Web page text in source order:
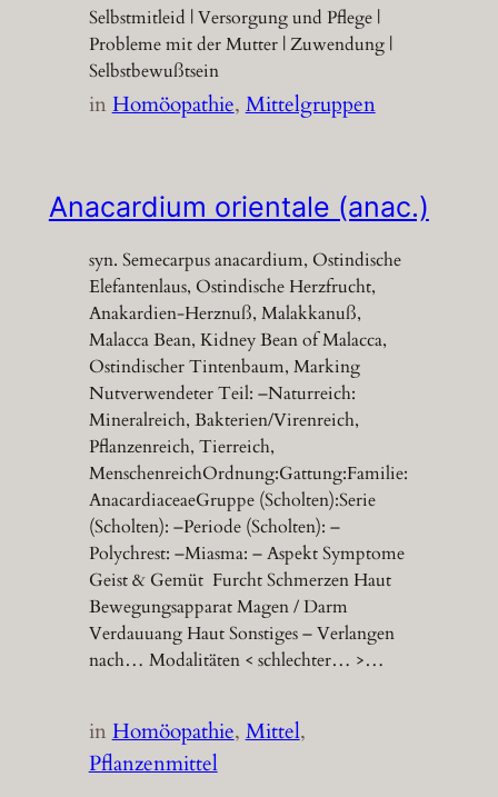
Selbstmitleid | Versorgung und Pflege |
Probleme mit der Mutter | Zuwendung |
Selbstbewußtsein
inHomöopathie, Mittelgruppen
Anacardium orientale (anac.)
syn. Semecarpus anacardium, Ostindische
Elefantenlaus, Ostindische Herzfrucht,
Anakardien-Herznuß, Malakkanuß,
Malacca Bean, Kidney Bean of Malacca,
Ostindischer Tintenbaum, Marking
Nutverwendeter Teil: –Naturreich:
Mineralreich, Bakterien/Virenreich,
Pflanzenreich, Tierreich,
MenschenreichOrdnung:Gattung:Familie:
AnacardiaceaeGruppe (Scholten):Serie
(Scholten): –Periode (Scholten): –
Polychrest: –Miasma: – Aspekt Symptome
Geist & Gemüt Furcht Schmerzen Haut
Bewegungsapparat Magen / Darm
Verdauuang Haut Sonstiges – Verlangen
nach… Modalitäten < schlechter… >…
inHomöopathie, Mittel
Pflanzenmittel